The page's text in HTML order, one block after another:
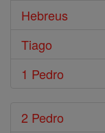
Hebreus
Tiago
1 Pedro
2 Pedro